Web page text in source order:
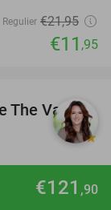
€121 ,90
Regulier €21,95
€11 ,95
42%
The Valley
9.9star
Regulier €43